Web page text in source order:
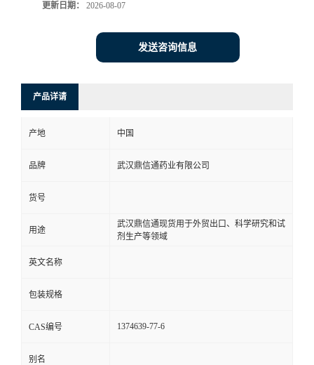
更新日期： 2026-08-07
发送咨询信息
产品详请
产地 中国
品牌 武汉鼎信通药业有限公司
货号
用途
武汉鼎信通现货用于外贸出口、科学研究和试
剂生产等领域
英文名称
包装规格
CAS编号 1374639-77-6
别名